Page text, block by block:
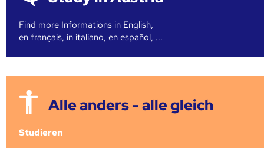
Find more Informations in English,
en français, in italiano, en español, ...
Alle anders - alle gleich
Studieren